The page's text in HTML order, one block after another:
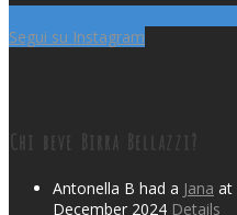
Segui su Instagram
Chi beve Birra Bellazzi?
Antonella B had a Jana at
December 2024 Details